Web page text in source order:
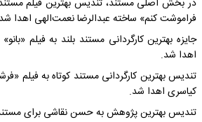
فراموشت کنم» ساخته عبدالرضا نعمت‌الهی اهدا
جایزه بهترین کارگردانی مستند بلند به فیلم‌
اهدا شد.
تندیس بهترین کارگردانی مستند کوتاه به فیلم
کیاسری اهدا شد.
تندیس بهترین پژوهش به حسن نقاشی برای